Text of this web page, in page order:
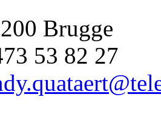
Brugge
53 82 27